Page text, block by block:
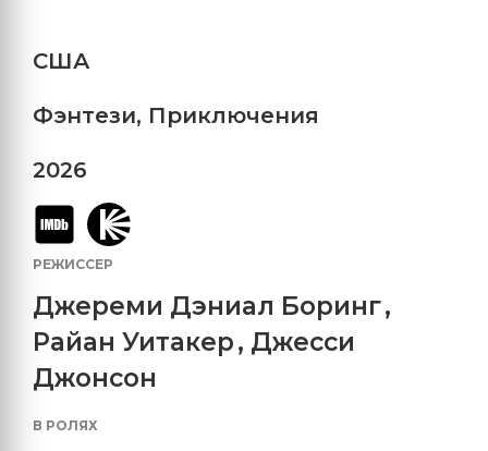
США
Фэнтези, Приключения
2026
РЕЖИССЕР
Джереми Дэниал Боринг,
Райан Уитакер, Джесси
Джонсон
В РОЛЯХ